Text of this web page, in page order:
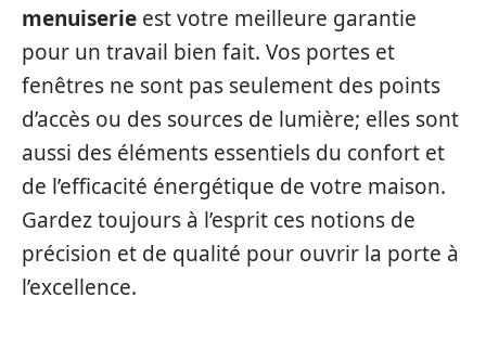
menuiserie est votre meilleure garantie
pour un travail bien fait. Vos portes et
fenêtres ne sont pas seulement des points
d’accès ou des sources de lumière; elles sont
aussi des éléments essentiels du confort et
de l’efficacité énergétique de votre maison.
Gardez toujours à l’esprit ces notions de
précision et de qualité pour ouvrir la porte à
l’excellence.